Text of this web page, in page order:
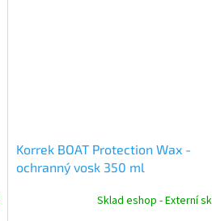
Korrek BOAT Protection Wax -
ochranný vosk 350 ml
Sklad eshop - Externí